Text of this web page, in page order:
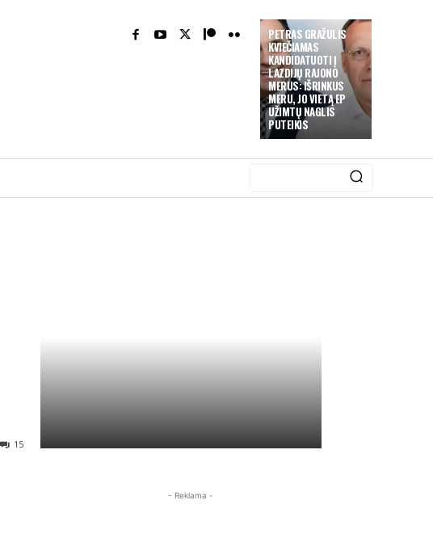
PETRAS GRAŽULIS
KVIEČIAMAS
KANDIDATUOTI Į
LAZDIJŲ RAJONO
MERUS: IŠRINKUS
MERU, JO VIETĄ EP
UŽIMTŲ NAGLIS
PUTEIKIS
15
- Reklama -